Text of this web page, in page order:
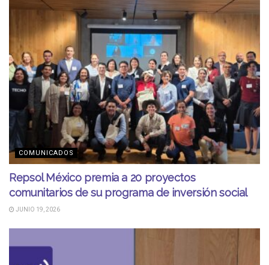
COMUNICADOS
Repsol México premia a 20 proyectos
comunitarios de su programa de inversión social
JUNIO 19, 2026